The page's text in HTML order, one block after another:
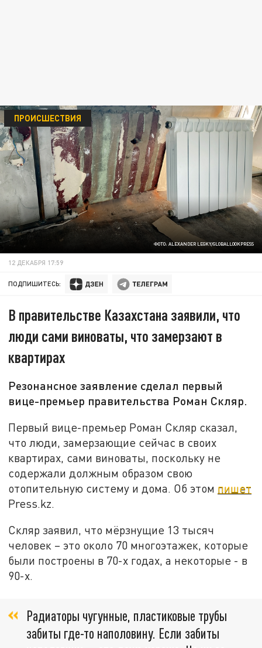
ФОТО: ALEXANDER LEGKY/GLOBALLOOKPRESS
ПРОИСШЕСТВИЯ
12 ДЕКАБРЯ 17:59
ПОДПИШИТЕСЬ:
В правительстве Казахстана заявили, что
люди сами виноваты, что замерзают в
квартирах
Резонансное заявление сделал первый
вице-премьер правительства Роман Скляр.
Первый вице-премьер Роман Скляр сказал,
что люди, замерзающие сейчас в своих
квартирах, сами виноваты, поскольку не
содержали должным образом свою
отопительную систему и дома. Об этом пишет
Press.kz.
Скляр заявил, что мёрзнущие 13 тысяч
человек – это около 70 многоэтажек, которые
были построены в 70-х годах, а некоторые - в
90-х.
Радиаторы чугунные, пластиковые трубы
забиты где-то наполовину. Если забиты